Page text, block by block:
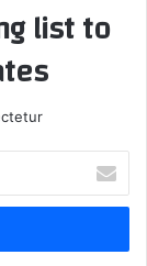
list to
بريدك
الإلكتروني